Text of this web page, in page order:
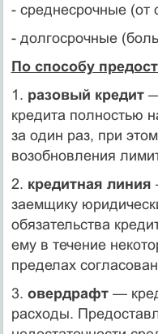
- среднесрочные (от
- долгосрочные
По способу
1. разовый кредит—
кредита полностью
за один раз, при
возобновления
2. кредитная линия
заемщику
обязательства
ему в течение
пределах
3. овердрафт—
расходы.